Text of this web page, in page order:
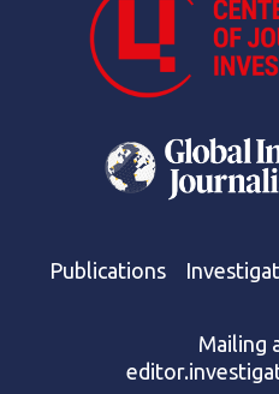
Publications
Mailing